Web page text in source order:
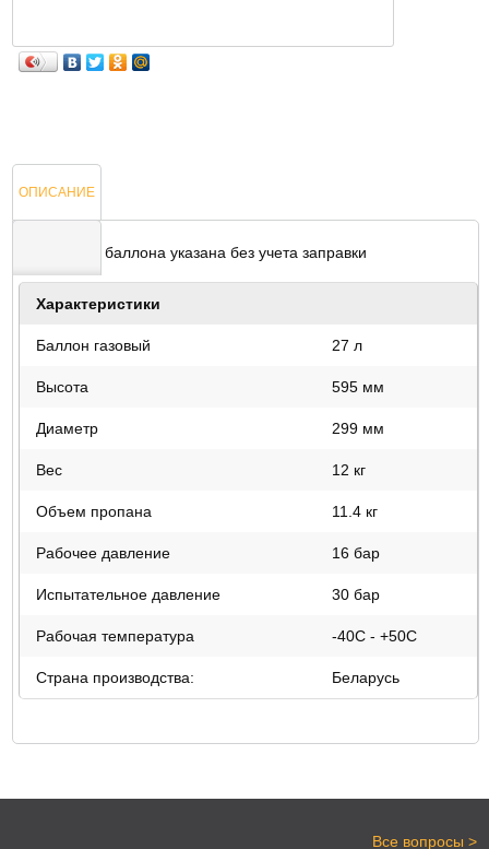
ОПИСАНИЕ
ОТЗЫВЫ
*Стоимость баллона указана без учета заправки
Характеристики
Баллон газовый 27 л
Высота 595 мм
Диаметр 299 мм
Вес 12 кг
Объем пропана 11.4 кг
Рабочее давление 16 бар
Испытательное давление 30 бар
Рабочая температура -40С - +50С
Страна производства: Беларусь
Все вопросы >